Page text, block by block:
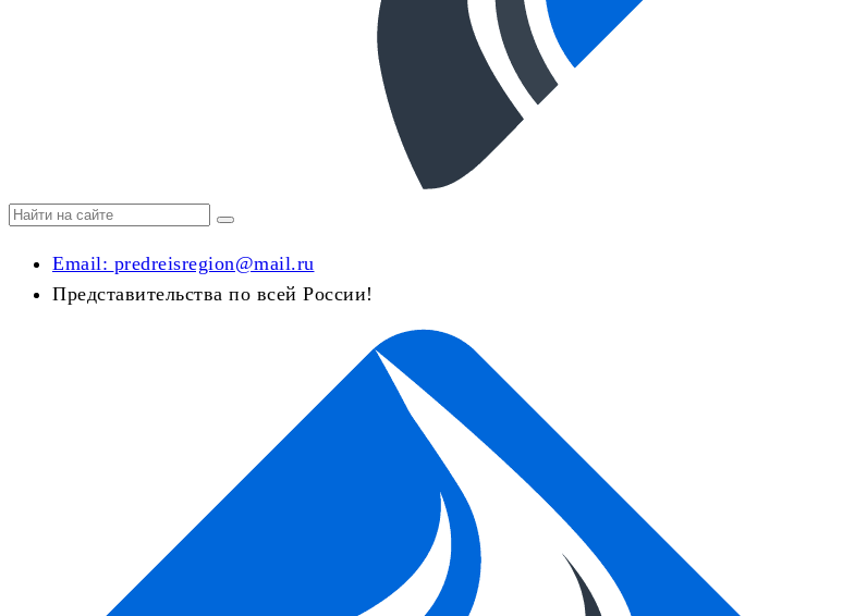
Email: predreisregion@mail.ru
Представительства по всей России!